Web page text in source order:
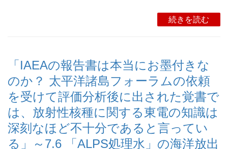
続きを読む
「IAEAの報告書は本当にお墨付きな
のか？ 太平洋諸島フォーラムの依頼
を受けて評価分析後に出された覚書で
は、放射性核種に関する東電の知識は
深刻なほど不十分であると言ってい
る」～7.6 「ALPS処理水」の海洋放出